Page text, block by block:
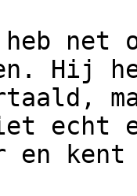
net
Hij
echt
en